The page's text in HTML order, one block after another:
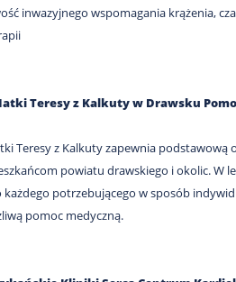
inwazyjnego wspomagania krążenia,
Teresy z Kalkuty w Drawsku
Teresy z Kalkuty zapewnia podstawową
powiatu drawskiego i okolic. W
każdego potrzebującego w sposób
pomoc medyczną.